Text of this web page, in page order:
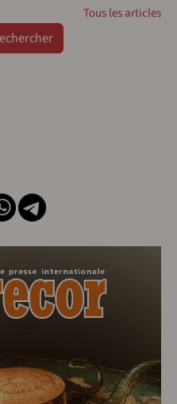
Tous les articles